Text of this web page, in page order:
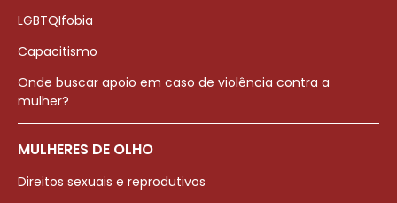
LGBTQIfobia
Capacitismo
Onde buscar apoio em caso de violência contra a
mulher?
MULHERES DE OLHO
Direitos sexuais e reprodutivos